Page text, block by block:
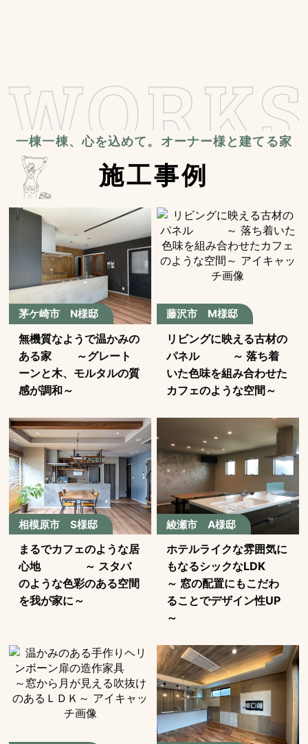
一棟一棟、心を込めて。オーナー様と建てる家
施工事例
茅ケ崎市 N様邸
無機質なようで温かみの
ある家 ～グレート
ーンと木、モルタルの質
感が調和～
藤沢市 M様邸
リビングに映える古材の
パネル ～ 落ち着
いた色味を組み合わせた
カフェのような空間～
相模原市 S様邸
まるでカフェのような居
心地 ～ スタバ
のような色彩のある空間
を我が家に～
綾瀬市 A様邸
ホテルライクな雰囲気に
もなるシックなLDK
～ 窓の配置にもこだわ
ることでデザイン性UP
～